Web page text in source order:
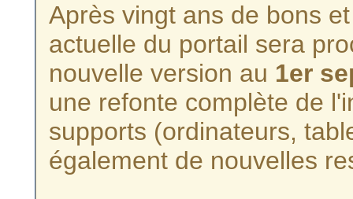
Après vingt ans de bons
actuelle du portail sera
nouvelle version au 1er
une refonte complète de
supports (ordinateurs,
également de nouvelles